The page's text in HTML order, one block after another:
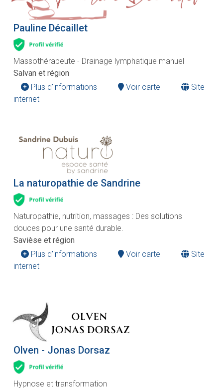
Pauline Décaillet
Massothérapeute - Drainage lymphatique manuel
Salvan et région
Plus d'informations
Voir carte
Site
internet
La naturopathie de Sandrine
Naturopathie, nutrition, massages : Des solutions
douces pour une santé durable.
Savièse et région
Plus d'informations
Voir carte
Site
internet
Olven - Jonas Dorsaz
Hypnose et transformation